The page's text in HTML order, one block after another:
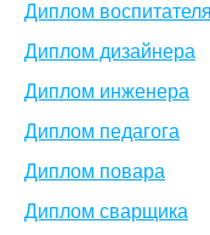
Диплом воспитателя
Диплом дизайнера
Диплом инженера
Диплом педагога
Диплом повара
Диплом сварщика